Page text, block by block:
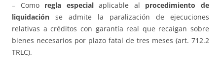
– Como regla especialaplicable al procedimiento de
liquidación se admite la paralización de ejecuciones
relativas a créditos con garantía real que recaigan sobre
bienes necesarios por plazo fatal de tres meses (art. 712.2
TRLC).